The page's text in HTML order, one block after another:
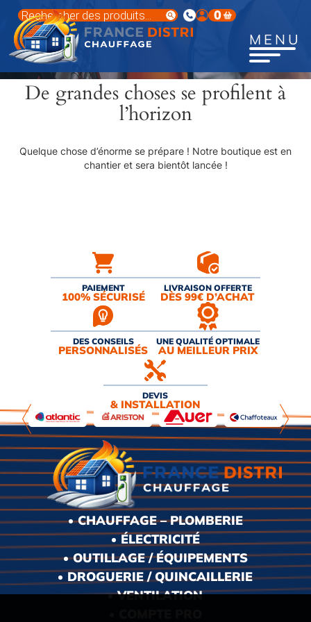
contenu
principal
Recherche
de
produits
0
MENU
De grandes choses se profilent à
l’horizon
Quelque chose d’énorme se prépare ! Notre boutique est en
chantier et sera bientôt lancée !
PAIEMENT
100% SÉCURISÉ
LIVRAISON OFFERTE
DÈS 99€ D’ACHAT
DES CONSEILS
PERSONNALISÉS
UNE QUALITÉ OPTIMALE
AU MEILLEUR PRIX
DEVIS
& INSTALLATION
CHAUFFAGE – PLOMBERIE
ÉLECTRICITÉ
OUTILLAGE / ÉQUIPEMENTS
DROGUERIE / QUINCAILLERIE
VENTILATION